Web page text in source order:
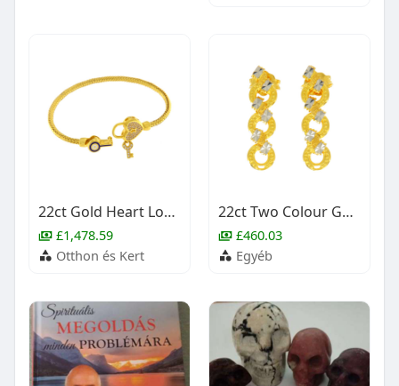
22ct Gold Heart Lock & Key Bangle (Openable)
£1,478.59
Otthon és Kert
22ct Two Colour Gold Stud Earrings
£460.03
Egyéb